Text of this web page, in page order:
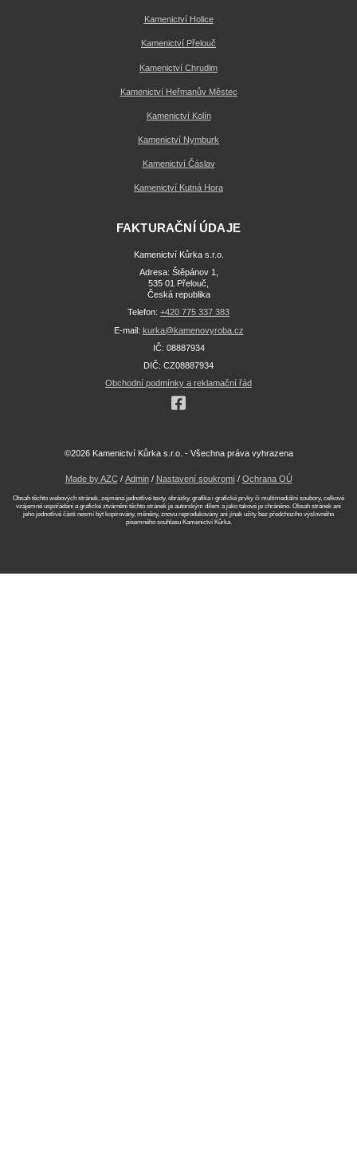
Kamenictví Holice
Kamenictví Přelouč
Kamenictví Chrudim
Kamenictví Heřmanův Městec
Kamenictví Kolín
Kamenictví Nymburk
Kamenictví Čáslav
Kamenictví Kutná Hora
FAKTURAČNÍ ÚDAJE
Kamenictví Kůrka s.r.o.
Adresa: Štěpánov 1,
535 01 Přelouč,
Česká republika
Telefon: +420 775 337 383
E-mail: kurka@kamenovyroba.cz
IČ: 08887934
DIČ: CZ08887934
Obchodní podmínky a reklamační řád
©2026 Kamenictví Kůrka s.r.o. - Všechna práva vyhrazena
Made by AZC/ Admin/ Nastavení soukromí/ Ochrana OÚ
Obsah těchto webových stránek, zejména jednotlivé texty, obrázky, grafika i grafické prvky či multimediální soubory, celkové
vzájemné uspořádání a grafické ztvárnění těchto stránek je autorským dílem a jako takové je chráněno. Obsah stránek ani
jeho jednotlivé části nesmí být kopírovány, měněny, znovu reprodukovány ani jinak užity bez předchozího výslovného
písemného souhlasu Kamenictví Kůrka.